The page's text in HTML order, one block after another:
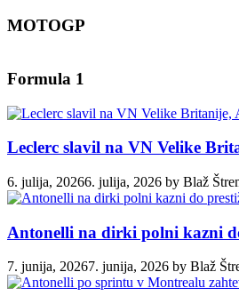
MOTOGP
Formula 1
Leclerc slavil na VN Velike
6. julija, 20266. julija, 2026 by Blaž
Antonelli na dirki polni kazni
7. junija, 20267. junija, 2026 by Blaž